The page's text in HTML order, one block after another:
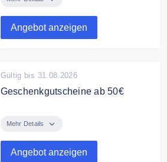
Angebot anzeigen
Gültig bis 31.08.2026
Geschenkgutscheine ab 50€
ab 50€ von Farm Rio
Mehr Details
Angebot anzeigen